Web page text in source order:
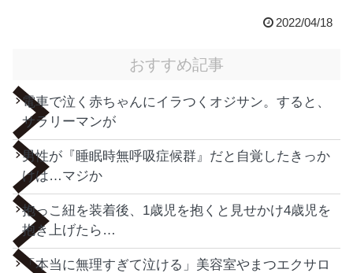
2022/04/18
おすすめ記事
電車で泣く赤ちゃんにイラつくオジサン。すると、
サラリーマンが
男性が『睡眠時無呼吸症候群』だと自覚したきっか
けは…マジか
抱っこ紐を装着後、1歳児を抱くと見せかけ4歳児を
抱き上げたら…
「本当に無理すぎて泣ける」美容室やまつエクサロ